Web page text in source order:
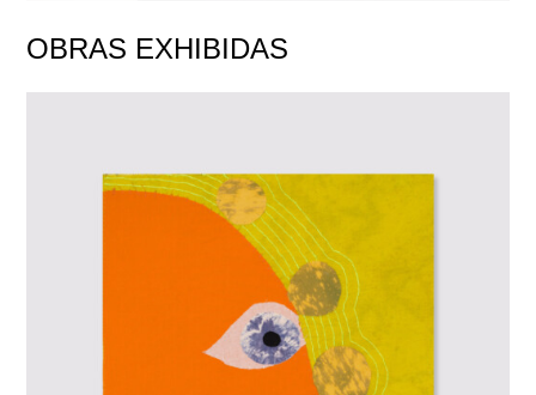
OBRAS EXHIBIDAS